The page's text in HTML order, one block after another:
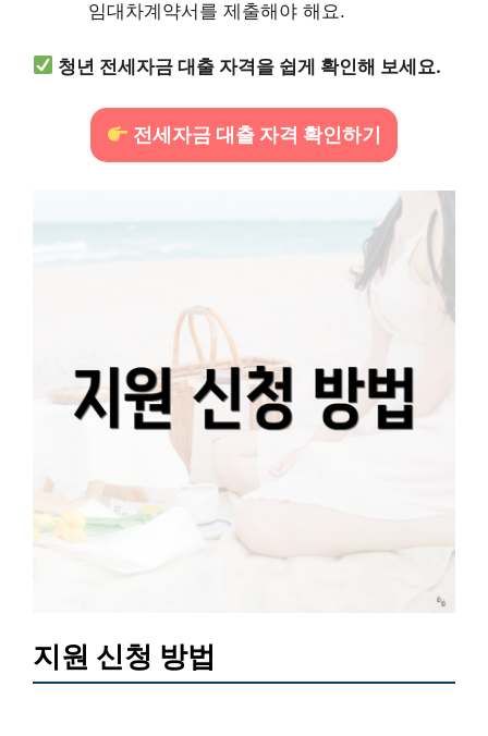
임대차계약서를 제출해야 해요.
청년 전세자금 대출 자격을 쉽게 확인해 보세요.
전세자금 대출 자격 확인하기
지원 신청 방법